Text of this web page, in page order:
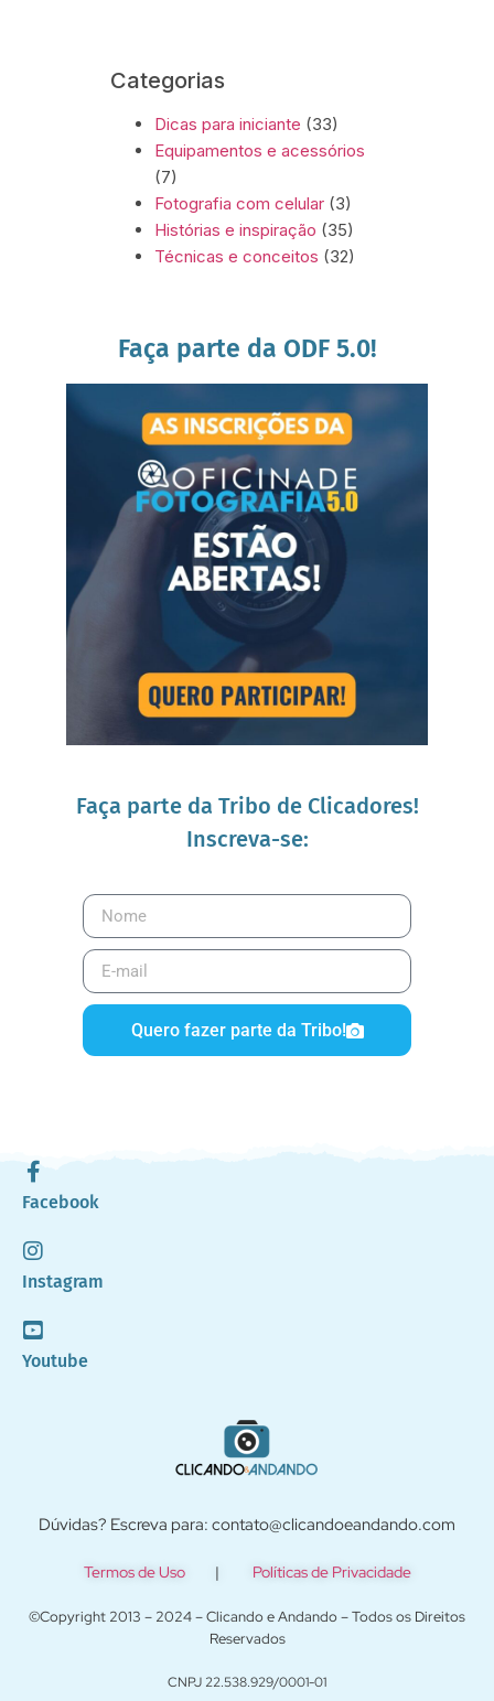
Categorias
Dicas para iniciante (33)
Equipamentos e acessórios
(7)
Fotografia com celular (3)
Histórias e inspiração (35)
Técnicas e conceitos (32)
Faça parte da ODF 5.0!
Faça parte da Tribo de Clicadores!
Inscreva-se:
Quero fazer parte da Tribo!
Facebook
Instagram
Youtube
Dúvidas? Escreva para: contato@clicandoeandando.com
Termos de Uso| Políticas de Privacidade
©Copyright 2013 – 2024 – Clicando e Andando – Todos os Direitos
Reservados
CNPJ 22.538.929/0001-01